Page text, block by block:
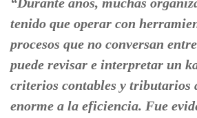
tenido que operar con
procesos que no conversan
puede revisar e interpretar un
criterios contables y tributarios
enorme a la eficiencia. Fue